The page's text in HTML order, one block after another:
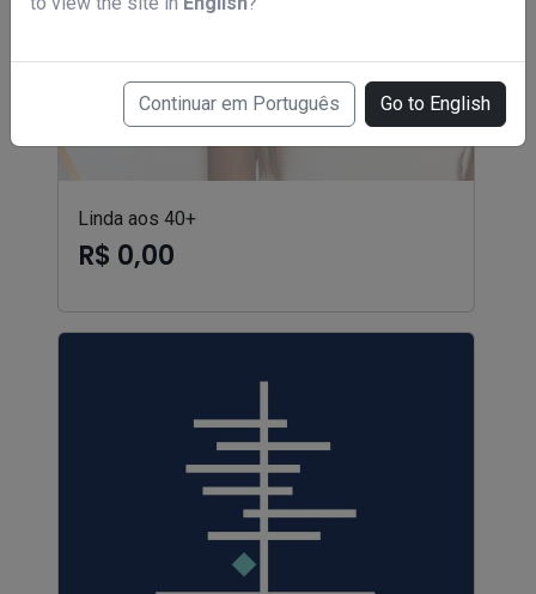
Continuar em Português Go to English
Linda aos 40+
R$ 0,00